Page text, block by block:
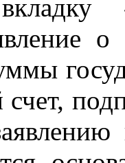
счет,